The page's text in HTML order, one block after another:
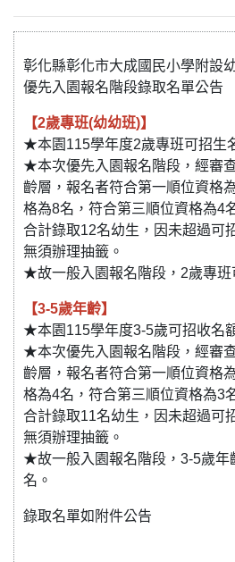
彰化縣彰化市大成國民小學附設
優先入園報名階段錄取名單公告
【2歲專班(幼幼班)】
★本園115學年度2歲專班可招生
★本次優先入園報名階段，經審
齡層，報名者符合第一順位資格
格為8名，符合第三順位資格為4
合計錄取12名幼生，因未超過可
無須辦理抽籤。
★故一般入園報名階段，2歲專班
【3-5歲年齡】
★本園115學年度3-5歲可招收名
★本次優先入園報名階段，經審
齡層，報名者符合第一順位資格
格為4名，符合第三順位資格為3
合計錄取11名幼生，因未超過可
無須辦理抽籤。
★故一般入園報名階段，3-5歲年
名。
錄取名單如附件公告